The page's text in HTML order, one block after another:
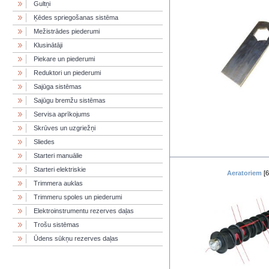
Gultņi
Ķēdes spriegošanas sistēma
Mežistrādes piederumi
Klusinātāji
Piekare un piederumi
Reduktori un piederumi
Sajūga sistēmas
Sajūgu bremžu sistēmas
Servisa aprīkojums
Skrūves un uzgriežņi
Sliedes
Starteri manuālie
Starteri elektriskie
Trimmera auklas
Trimmeru spoles un piederumi
Elektroinstrumentu rezerves daļas
Trošu sistēmas
Ūdens sūkņu rezerves daļas
Aeratoriem